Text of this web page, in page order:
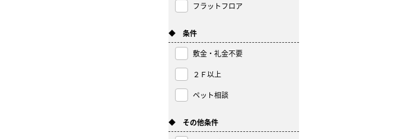
フラットフロア
◆ 条件
敷金・礼金不要
２Ｆ以上
ペット相談
◆ その他条件